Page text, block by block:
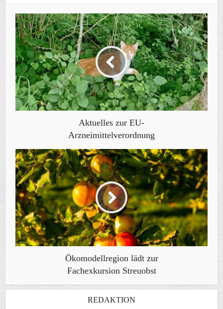
Aktuelles zur EU-
Arzneimittelverordnung
Ökomodellregion lädt zur
Fachexkursion Streuobst
REDAKTION